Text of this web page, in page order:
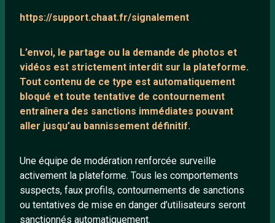
https://support.chaat.fr/signalement
L’envoi, le partage ou la demande de photos et
vidéos est strictement interdit sur la plateforme.
Tout contenu de ce type est automatiquement
bloqué et toute tentative de contournement
entraînera des sanctions immédiates pouvant
aller jusqu’au bannissement définitif.
Une équipe de modération renforcée surveille
activement la plateforme. Tous les comportements
suspects, faux profils, contournements de sanctions
ou tentatives de mise en danger d’utilisateurs seront
sanctionnés automatiquement.
Protection mineurs
Blog
Salons de discussion
Communauté
Playlists YouTube
Nous contacter
ANNEXE